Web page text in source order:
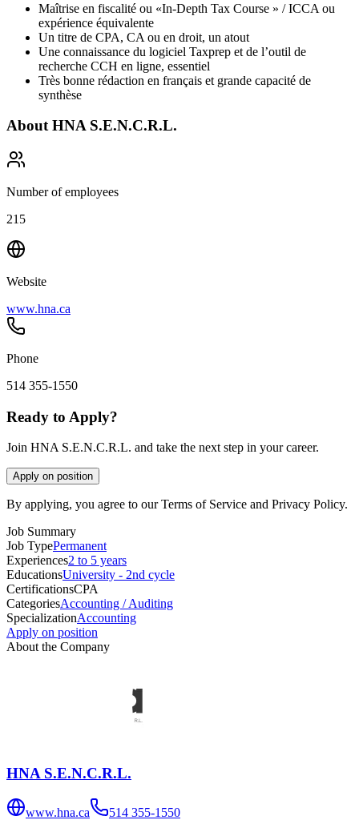
Maîtrise en fiscalité ou «In-Depth Tax Course » / ICCA ou
expérience équivalente
Un titre de CPA, CA ou en droit, un atout
Une connaissance du logiciel Taxprep et de l’outil de
recherche CCH en ligne, essentiel
Très bonne rédaction en français et grande capacité de
synthèse
About HNA S.E.N.C.R.L.
Number of employees
215
Website
www.hna.ca
Phone
514 355-1550
Ready to Apply?
Join HNA S.E.N.C.R.L. and take the next step in your career.
Apply on position
By applying, you agree to our Terms of Service and Privacy Policy.
Job Summary
Job TypePermanent
Experiences2 to 5 years
EducationsUniversity - 2nd cycle
CertificationsCPA
CategoriesAccounting / Auditing
SpecializationAccounting
Apply on position
About the Company
HNA S.E.N.C.R.L.
www.hna.ca 514 355-1550